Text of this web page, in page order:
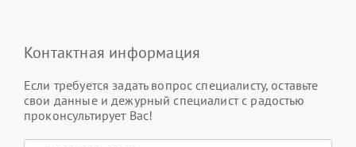
Контактная информация
Если требуется задать вопрос специалисту, оставьте
свои данные и дежурный специалист с радостью
проконсультирует Вас!